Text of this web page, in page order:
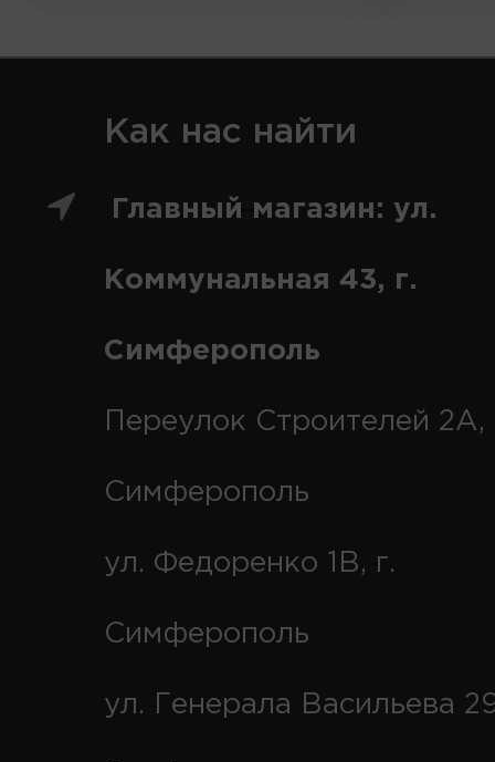
Как нас найти
Главный магазин: ул.
Коммунальная 43, г.
Симферополь
Переулок Строителей 2А,
Симферополь
ул. Федоренко 1В, г.
Симферополь
ул. Генерала Васильева